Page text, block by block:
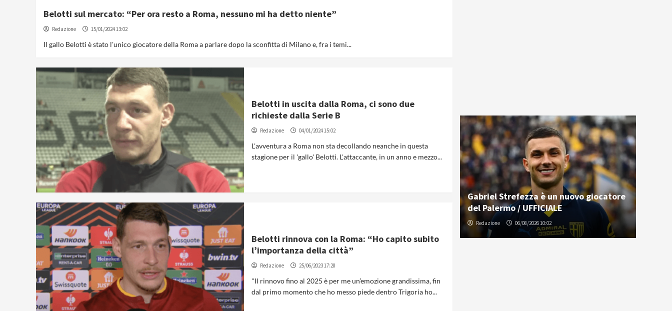
Belotti sul mercato: “Per ora resto a Roma, nessuno mi ha detto niente”
Redazione 15/01/2024 13:02
Il gallo Belotti è stato l'unico giocatore della Roma a parlare dopo la sconfitta di Milano e, fra i temi...
Belotti in uscita dalla Roma, ci sono due
richieste dalla Serie B
Redazione 04/01/2024 15:02
L'avventura a Roma non sta decollando neanche in questa
stagione per il 'gallo' Belotti. L'attaccante, in un anno e mezzo...
Belotti rinnova con la Roma: “Ho capito subito
l’importanza della città”
Redazione 25/06/2023 17:28
"Il rinnovo fino al 2025 è per me un’emozione grandissima, fin
dal primo momento che ho messo piede dentro Trigoria ho...
Gabriel Strefezza è un nuovo giocatore
del Palermo / UFFICIALE
Redazione 06/08/2026 10:02